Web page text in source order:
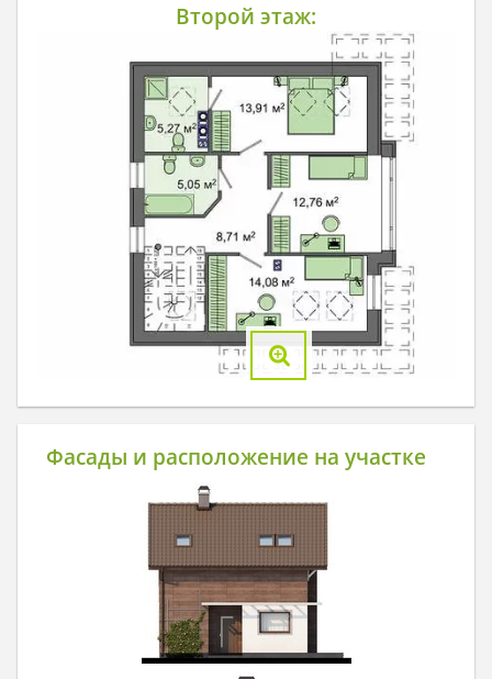
Второй этаж:
Фасады и расположение на участке